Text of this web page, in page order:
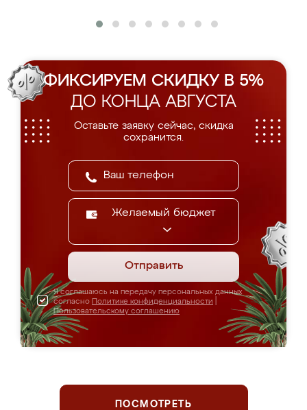
ФИКСИРУЕМ СКИДКУ В 5%
ДО КОНЦА АВГУСТА
Оставьте заявку сейчас, скидка
сохранится.
Желаемый бюджет
Отправить
Я соглашаюсь на передачу персональных данных
согласно Политике конфиденциальности
Пользовательскому соглашению
ПОСМОТРЕТЬ